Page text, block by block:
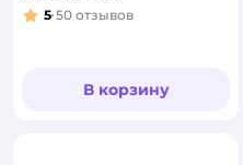
Рейтинг:
5 50 отзывов
В корзину